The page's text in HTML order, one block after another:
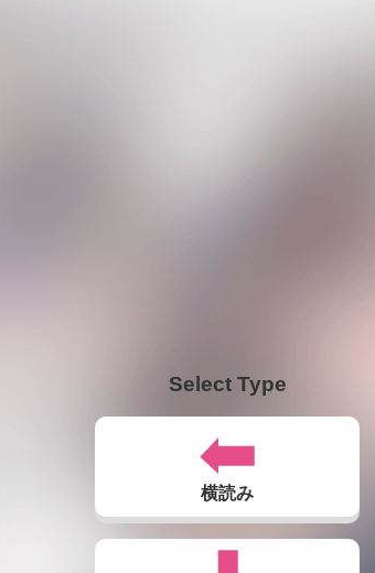
Select Type
横読み